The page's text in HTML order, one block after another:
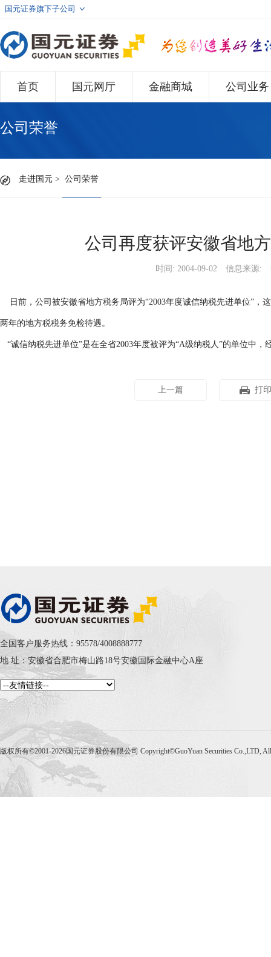
国元证券旗下子公司
首页 国元网厅 金融商城 公司业务
公司荣誉
走进国元 > 公司荣誉
公司再度获评安徽省地
时间: 2004-09-02 信息来源:
日前，公司被安徽省地方税务局评为“2003年度诚信纳税先进单位”，
两年的地方税税务免检待遇。
“诚信纳税先进单位”是在全省2003年度被评为“A级纳税人”的单位中
上一篇 打印
全国客户服务热线：95578/4008888777
地 址：安徽省合肥市梅山路18号安徽国际金融中心A座
版权所有©2001-2026国元证券股份有限公司 Copyright©GuoYuan Securities Co.,LTD,